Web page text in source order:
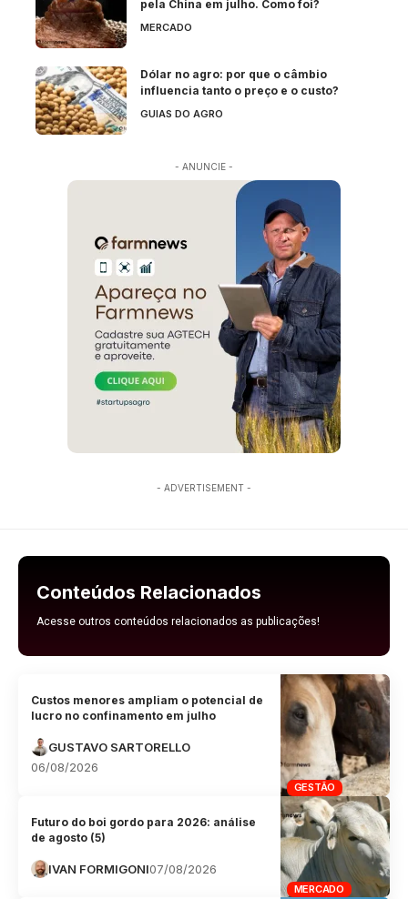
pela China em julho. Como foi?
MERCADO
Dólar no agro: por que o câmbio
influencia tanto o preço e o custo?
GUIAS DO AGRO
- ANUNCIE -
- ADVERTISEMENT -
Conteúdos Relacionados
Acesse outros conteúdos relacionados as publicações!
GESTÃO
Custos menores ampliam o potencial de
lucro no confinamento em julho
GUSTAVO SARTORELLO
06/08/2026
MERCADO
Futuro do boi gordo para 2026: análise
de agosto (5)
IVAN FORMIGONI07/08/2026